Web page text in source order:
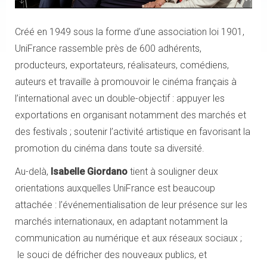
Créé en 1949 sous la forme d’une association loi 1901,
UniFrance rassemble près de 600 adhérents,
producteurs, exportateurs, réalisateurs, comédiens,
auteurs et travaille à promouvoir le cinéma français à
l’international avec un double-objectif : appuyer les
exportations en organisant notamment des marchés et
des festivals ; soutenir l’activité artistique en favorisant la
promotion du cinéma dans toute sa diversité.
Au-delà, Isabelle Giordano tient à souligner deux
orientations auxquelles UniFrance est beaucoup
attachée : l’événementialisation de leur présence sur les
marchés internationaux, en adaptant notamment la
communication au numérique et aux réseaux sociaux ;
le souci de défricher des nouveaux publics, et